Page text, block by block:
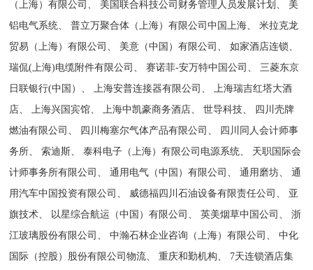
（上海）有限公司、 美国联合科技公司财务管理人员发展计划、 美
铝电气系统、 普立万聚合体（上海）有限公司中国上海、 米拉克龙
贸易（上海）有限公司、 美意（中国）有限公司、 如家酒店连锁、
瑞侃(上海)电缆附件有限公司、 赛诺菲-安万特中国公司、 三菱东京
日联银行(中国）、 上海安普连接器有限公司、 上海瑞吉红塔大酒
店、 上海兴国宾馆、 上海中凯豪商务酒店、 世导科技、 四川壳牌
燃油有限公司、 四川梅塞尔气体产品有限公司、 四川同人会计师事
务所、 索迪斯、 泰科电子（上海）有限公司电源系统、 天职国际会
计师事务所有限公司、 通用电气（中国）有限公司、 通用磨坊、 通
用汽车中国投资有限公司、 威德福四川石油设备有限责任公司、 亚
旗技术、 以星综合航运（中国）有限公司、 英美烟草中国公司、 浙
江玻璃股份有限公司、 中瀚石林企业咨询（上海）有限公司、 中化
国际（控股）股份有限公司物流、 重庆和勤机构、 7天连锁酒店集